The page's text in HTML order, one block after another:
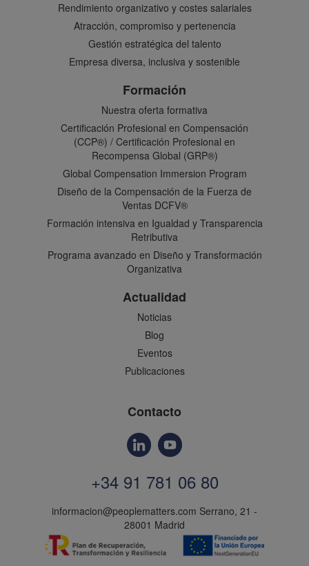
Rendimiento organizativo y costes salariales
Atracción, compromiso y pertenencia
Gestión estratégica del talento
Empresa diversa, inclusiva y sostenible
Formación
Nuestra oferta formativa
Certificación Profesional en Compensación
(CCP®) / Certificación Profesional en
Recompensa Global (GRP®)
Global Compensation Immersion Program
Diseño de la Compensación de la Fuerza de
Ventas DCFV®
Formación intensiva en Igualdad y Transparencia
Retributiva
Programa avanzado en Diseño y Transformación
Organizativa
Actualidad
Noticias
Blog
Eventos
Publicaciones
Contacto
+34 91 781 06 80
informacion@peoplematters.com Serrano, 21 -
28001 Madrid